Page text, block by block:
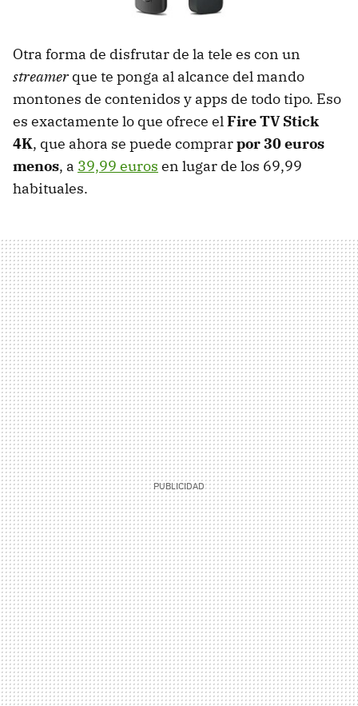
Otra forma de disfrutar de la tele es con un
streamerque te ponga al alcance del mando
montones de contenidos y apps de todo tipo. Eso
es exactamente lo que ofrece elFire TV Stick
4K, que ahora se puede comprarpor 30 euros
menos, a 39,99 euros en lugar de los 69,99
habituales.